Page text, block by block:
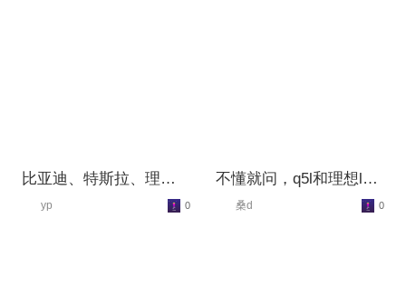
比亚迪、特斯拉、理
想、蔚来，电车买哪个
yp 0
不懂就问，q5l和理想l7
咋选？
桑d 0